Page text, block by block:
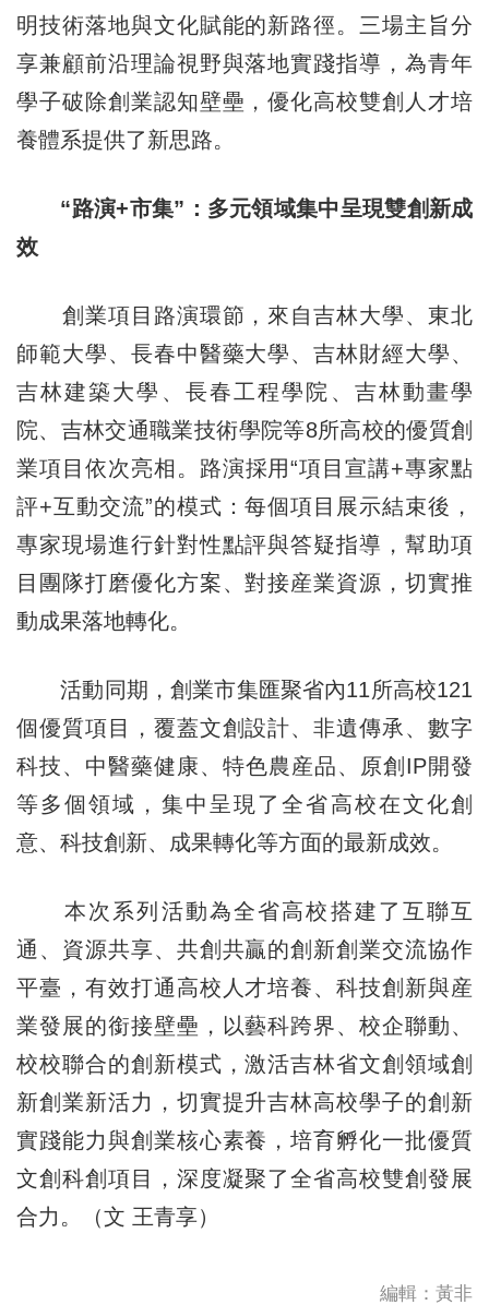
明技術落地與文化賦能的新路徑。三場主旨分
享兼顧前沿理論視野與落地實踐指導，為青年
學子破除創業認知壁壘，優化高校雙創人才培
養體系提供了新思路。
“路演+市集”：多元領域集中呈現雙創新成
效
創業項目路演環節，來自吉林大學、東北
師範大學、長春中醫藥大學、吉林財經大學、
吉林建築大學、長春工程學院、吉林動畫學
院、吉林交通職業技術學院等8所高校的優質創
業項目依次亮相。路演採用“項目宣講+專家點
評+互動交流”的模式：每個項目展示結束後，
專家現場進行針對性點評與答疑指導，幫助項
目團隊打磨優化方案、對接産業資源，切實推
動成果落地轉化。
活動同期，創業市集匯聚省內11所高校121
個優質項目，覆蓋文創設計、非遺傳承、數字
科技、中醫藥健康、特色農産品、原創IP開發
等多個領域，集中呈現了全省高校在文化創
意、科技創新、成果轉化等方面的最新成效。
本次系列活動為全省高校搭建了互聯互
通、資源共享、共創共贏的創新創業交流協作
平臺，有效打通高校人才培養、科技創新與産
業發展的銜接壁壘，以藝科跨界、校企聯動、
校校聯合的創新模式，激活吉林省文創領域創
新創業新活力，切實提升吉林高校學子的創新
實踐能力與創業核心素養，培育孵化一批優質
文創科創項目，深度凝聚了全省高校雙創發展
合力。（文 王青享）
編輯：黃非